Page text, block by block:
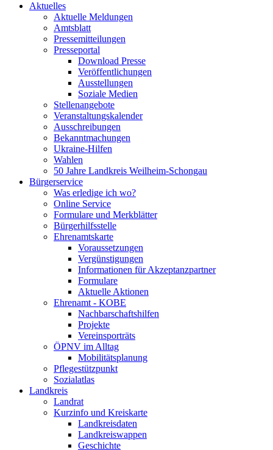
Aktuelles
Aktuelle Meldungen
Amtsblatt
Pressemitteilungen
Presseportal
Download Presse
Veröffentlichungen
Ausstellungen
Soziale Medien
Stellenangebote
Veranstaltungskalender
Ausschreibungen
Bekanntmachungen
Ukraine-Hilfen
Wahlen
50 Jahre Landkreis Weilheim-Schongau
Bürgerservice
Was erledige ich wo?
Online Service
Formulare und Merkblätter
Bürgerhilfsstelle
Ehrenamtskarte
Voraussetzungen
Vergünstigungen
Informationen für Akzeptanzpartner
Formulare
Aktuelle Aktionen
Ehrenamt - KOBE
Nachbarschaftshilfen
Projekte
Vereinsporträts
ÖPNV im Alltag
Mobilitätsplanung
Pflegestützpunkt
Sozialatlas
Landkreis
Landrat
Kurzinfo und Kreiskarte
Landkreisdaten
Landkreiswappen
Geschichte